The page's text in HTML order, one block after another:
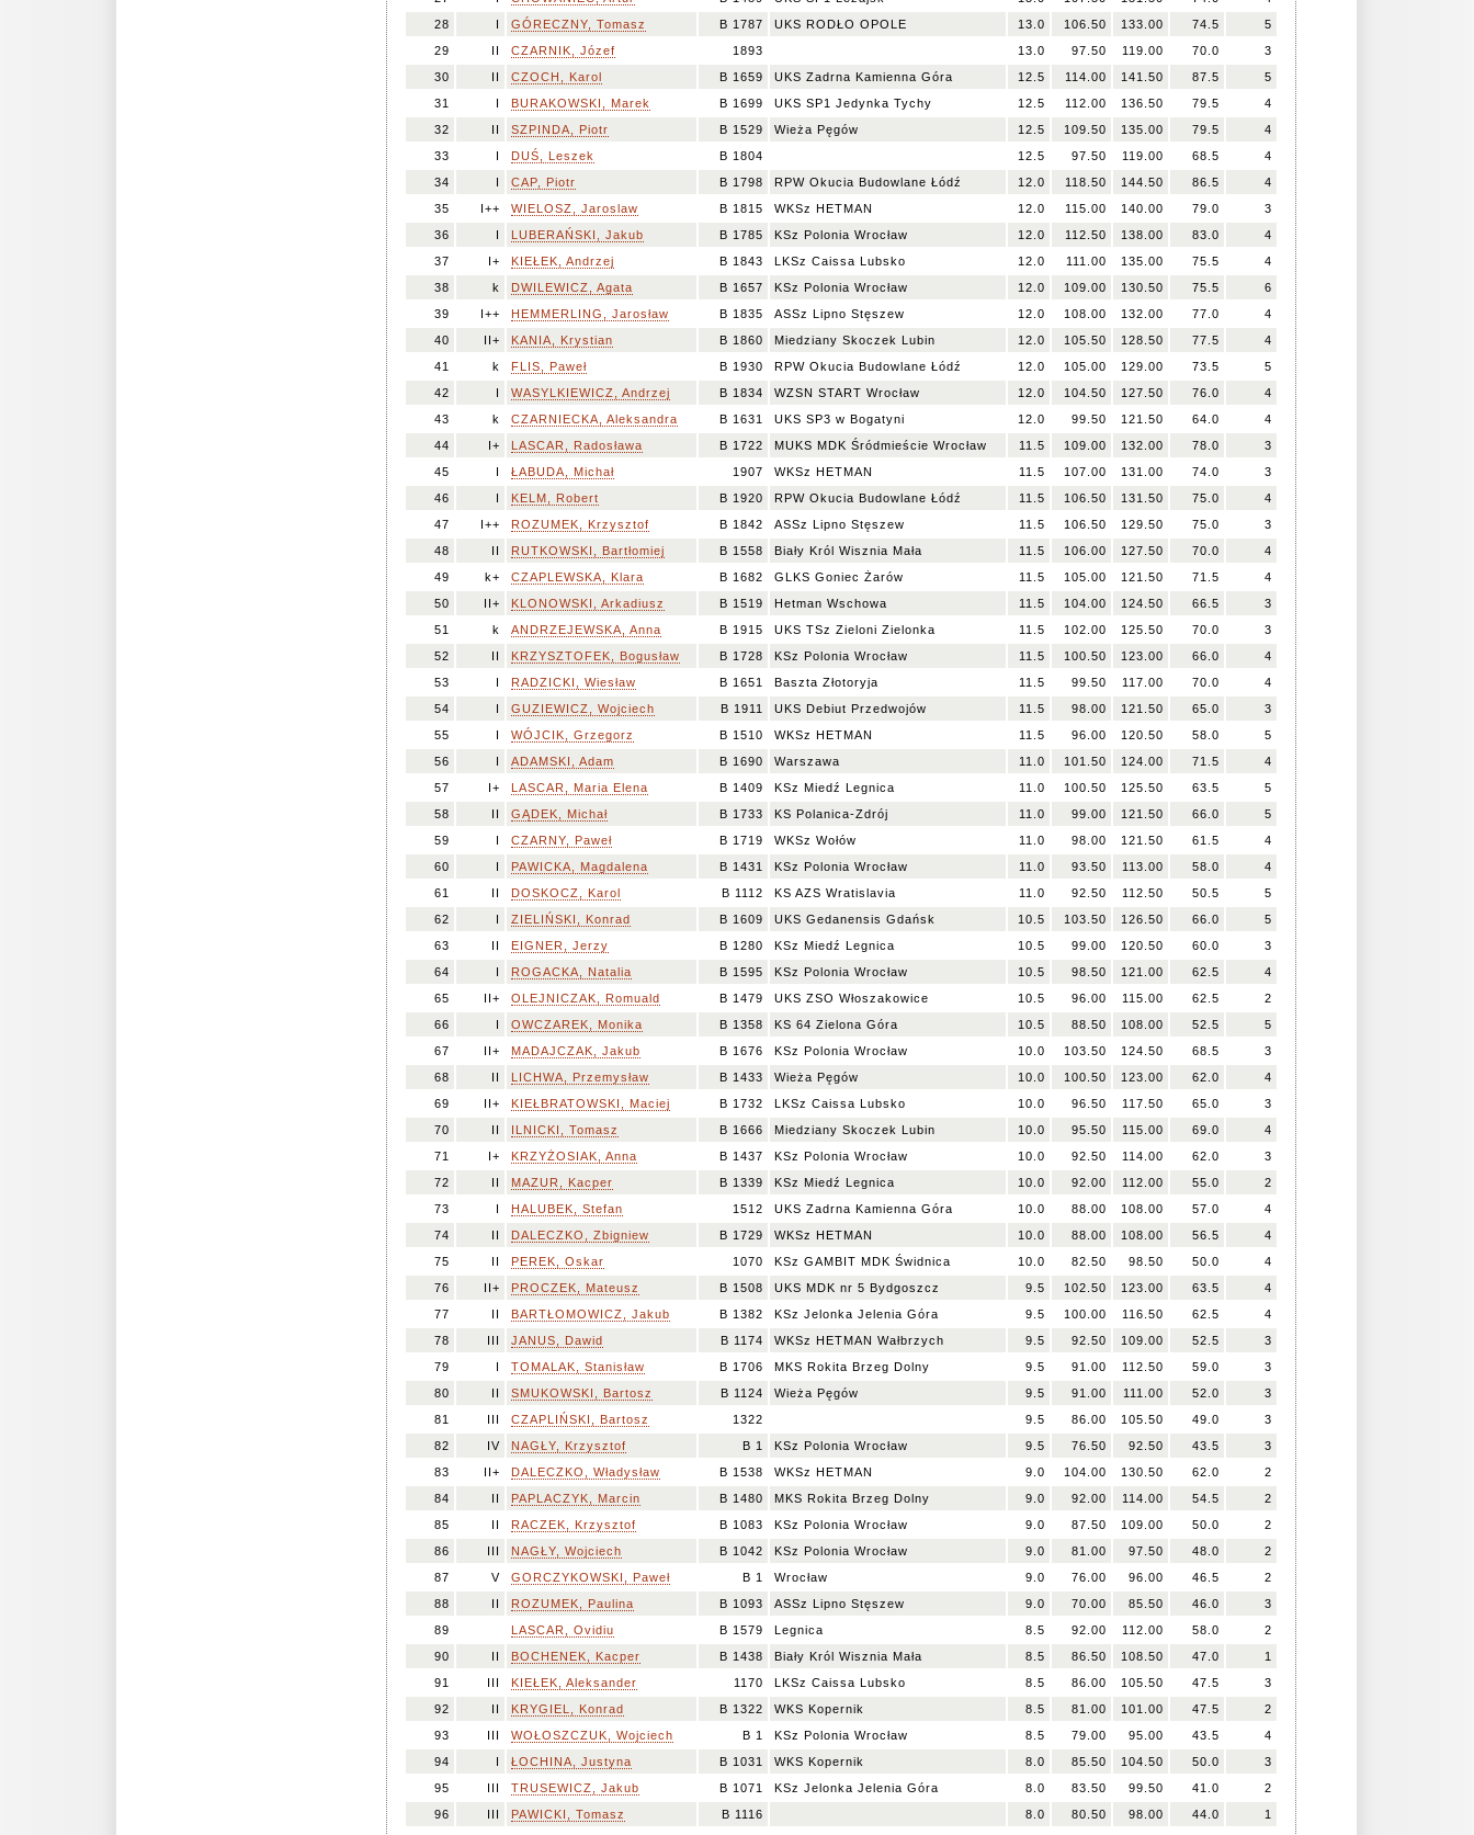
28
I GÓRECZNY, Tomasz B 1787 UKS RODŁO OPOLE 13.0 106.50 133.00 74.5
5
29
II CZARNIK, Józef 1893 13.0 97.50 119.00 70.0
3
30
II CZOCH, Karol B 1659 UKS Zadrna Kamienna Góra 12.5 114.00 141.50 87.5
5
31
I BURAKOWSKI, Marek B 1699 UKS SP1 Jedynka Tychy 12.5 112.00 136.50 79.5
4
32
II SZPINDA, Piotr B 1529 Wieża Pęgów 12.5 109.50 135.00 79.5
4
33
I DUŚ, Leszek B 1804 12.5 97.50 119.00 68.5
4
34
I CAP, Piotr B 1798 RPW Okucia Budowlane Łódź 12.0 118.50 144.50 86.5
4
35
I++ WIELOSZ, Jaroslaw B 1815 WKSz HETMAN 12.0 115.00 140.00 79.0
3
36
I LUBERAŃSKI, Jakub B 1785 KSz Polonia Wrocław 12.0 112.50 138.00 83.0
4
37
I+ KIEŁEK, Andrzej B 1843 LKSz Caissa Lubsko 12.0 111.00 135.00 75.5
4
38
k DWILEWICZ, Agata B 1657 KSz Polonia Wrocław 12.0 109.00 130.50 75.5
6
39
I++ HEMMERLING, Jarosław B 1835 ASSz Lipno Stęszew 12.0 108.00 132.00 77.0
4
40
II+ KANIA, Krystian B 1860 Miedziany Skoczek Lubin 12.0 105.50 128.50 77.5
4
41
k FLIS, Paweł B 1930 RPW Okucia Budowlane Łódź 12.0 105.00 129.00 73.5
5
42
I WASYLKIEWICZ, Andrzej B 1834 WZSN START Wrocław 12.0 104.50 127.50 76.0
4
43
k CZARNIECKA, Aleksandra B 1631 UKS SP3 w Bogatyni 12.0 99.50 121.50 64.0
4
44
I+ LASCAR, Radosława B 1722 MUKS MDK Śródmieście Wrocław 11.5 109.00 132.00 78.0
3
45
I ŁABUDA, Michał 1907 WKSz HETMAN 11.5 107.00 131.00 74.0
3
46
I KELM, Robert B 1920 RPW Okucia Budowlane Łódź 11.5 106.50 131.50 75.0
4
47
I++ ROZUMEK, Krzysztof B 1842 ASSz Lipno Stęszew 11.5 106.50 129.50 75.0
3
48
II RUTKOWSKI, Bartłomiej B 1558 Biały Król Wisznia Mała 11.5 106.00 127.50 70.0
4
49
k+ CZAPLEWSKA, Klara B 1682 GLKS Goniec Żarów 11.5 105.00 121.50 71.5
4
50
II+ KLONOWSKI, Arkadiusz B 1519 Hetman Wschowa 11.5 104.00 124.50 66.5
3
51
k ANDRZEJEWSKA, Anna B 1915 UKS TSz Zieloni Zielonka 11.5 102.00 125.50 70.0
3
52
II KRZYSZTOFEK, Bogusław B 1728 KSz Polonia Wrocław 11.5 100.50 123.00 66.0
4
53
I RADZICKI, Wiesław B 1651 Baszta Złotoryja 11.5 99.50 117.00 70.0
4
54
I GUZIEWICZ, Wojciech B 1911 UKS Debiut Przedwojów 11.5 98.00 121.50 65.0
3
55
I WÓJCIK, Grzegorz B 1510 WKSz HETMAN 11.5 96.00 120.50 58.0
5
56
I ADAMSKI, Adam B 1690 Warszawa 11.0 101.50 124.00 71.5
4
57
I+ LASCAR, Maria Elena B 1409 KSz Miedź Legnica 11.0 100.50 125.50 63.5
5
58
II GĄDEK, Michał B 1733 KS Polanica-Zdrój 11.0 99.00 121.50 66.0
5
59
I CZARNY, Paweł B 1719 WKSz Wołów 11.0 98.00 121.50 61.5
4
60
I PAWICKA, Magdalena B 1431 KSz Polonia Wrocław 11.0 93.50 113.00 58.0
4
61
II DOSKOCZ, Karol B 1112 KS AZS Wratislavia 11.0 92.50 112.50 50.5
5
62
I ZIELIŃSKI, Konrad B 1609 UKS Gedanensis Gdańsk 10.5 103.50 126.50 66.0
5
63
II EIGNER, Jerzy B 1280 KSz Miedź Legnica 10.5 99.00 120.50 60.0
3
64
I ROGACKA, Natalia B 1595 KSz Polonia Wrocław 10.5 98.50 121.00 62.5
4
65
II+ OLEJNICZAK, Romuald B 1479 UKS ZSO Włoszakowice 10.5 96.00 115.00 62.5
2
66
I OWCZAREK, Monika B 1358 KS 64 Zielona Góra 10.5 88.50 108.00 52.5
5
67
II+ MADAJCZAK, Jakub B 1676 KSz Polonia Wrocław 10.0 103.50 124.50 68.5
3
68
II LICHWA, Przemysław B 1433 Wieża Pęgów 10.0 100.50 123.00 62.0
4
69
II+ KIEŁBRATOWSKI, Maciej B 1732 LKSz Caissa Lubsko 10.0 96.50 117.50 65.0
3
70
II ILNICKI, Tomasz B 1666 Miedziany Skoczek Lubin 10.0 95.50 115.00 69.0
4
71
I+ KRZYŻOSIAK, Anna B 1437 KSz Polonia Wrocław 10.0 92.50 114.00 62.0
3
72
II MAZUR, Kacper B 1339 KSz Miedź Legnica 10.0 92.00 112.00 55.0
2
73
I HALUBEK, Stefan 1512 UKS Zadrna Kamienna Góra 10.0 88.00 108.00 57.0
4
74
II DALECZKO, Zbigniew B 1729 WKSz HETMAN 10.0 88.00 108.00 56.5
4
75
II PEREK, Oskar 1070 KSz GAMBIT MDK Świdnica 10.0 82.50 98.50 50.0
4
76
II+ PROCZEK, Mateusz B 1508 UKS MDK nr 5 Bydgoszcz 9.5 102.50 123.00 63.5
4
77
II BARTŁOMOWICZ, Jakub B 1382 KSz Jelonka Jelenia Góra 9.5 100.00 116.50 62.5
4
78
III JANUS, Dawid B 1174 WKSz HETMAN Wałbrzych 9.5 92.50 109.00 52.5
3
79
I TOMALAK, Stanisław B 1706 MKS Rokita Brzeg Dolny 9.5 91.00 112.50 59.0
3
80
II SMUKOWSKI, Bartosz B 1124 Wieża Pęgów 9.5 91.00 111.00 52.0
3
81
III CZAPLIŃSKI, Bartosz 1322 9.5 86.00 105.50 49.0
3
82
IV NAGŁY, Krzysztof B 1 KSz Polonia Wrocław 9.5 76.50 92.50 43.5
3
83
II+ DALECZKO, Władysław B 1538 WKSz HETMAN 9.0 104.00 130.50 62.0
2
84
II PAPLACZYK, Marcin B 1480 MKS Rokita Brzeg Dolny 9.0 92.00 114.00 54.5
2
85
II RACZEK, Krzysztof B 1083 KSz Polonia Wrocław 9.0 87.50 109.00 50.0
2
86
III NAGŁY, Wojciech B 1042 KSz Polonia Wrocław 9.0 81.00 97.50 48.0
2
87
V GORCZYKOWSKI, Paweł B 1 Wrocław 9.0 76.00 96.00 46.5
2
88
II ROZUMEK, Paulina B 1093 ASSz Lipno Stęszew 9.0 70.00 85.50 46.0
3
89
LASCAR, Ovidiu B 1579 Legnica 8.5 92.00 112.00 58.0
2
90
II BOCHENEK, Kacper B 1438 Biały Król Wisznia Mała 8.5 86.50 108.50 47.0
1
91
III KIEŁEK, Aleksander 1170 LKSz Caissa Lubsko 8.5 86.00 105.50 47.5
3
92
II KRYGIEL, Konrad B 1322 WKS Kopernik 8.5 81.00 101.00 47.5
2
93
III WOŁOSZCZUK, Wojciech B 1 KSz Polonia Wrocław 8.5 79.00 95.00 43.5
4
94
I ŁOCHINA, Justyna B 1031 WKS Kopernik 8.0 85.50 104.50 50.0
3
95
III TRUSEWICZ, Jakub B 1071 KSz Jelonka Jelenia Góra 8.0 83.50 99.50 41.0
2
96
III PAWICKI, Tomasz B 1116 8.0 80.50 98.00 44.0
1